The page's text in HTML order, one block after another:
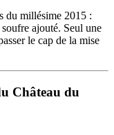
du millésime 2015 :
ajouté. Seul une
le cap de la mise
Château du